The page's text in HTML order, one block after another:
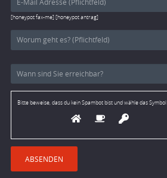
[honeypot fax-me] [honeypot antrag]
Bitte beweise, dass du kein Spambot bist und wähle das Symbol